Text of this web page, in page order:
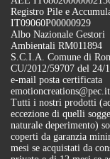
Registro Pile e
IT09060P00000929
Albo Nazionale Gestori
Ambientali RM011894
S.C.I.A. Comune di
CU/2012/59707 del 24/
e-mail posta certificata
emotioncreations@pec.it
Tutti i nostri prodotti
eccezione di quelli
naturale deperimento)
coperti da garanzia
mesi se acquistati da